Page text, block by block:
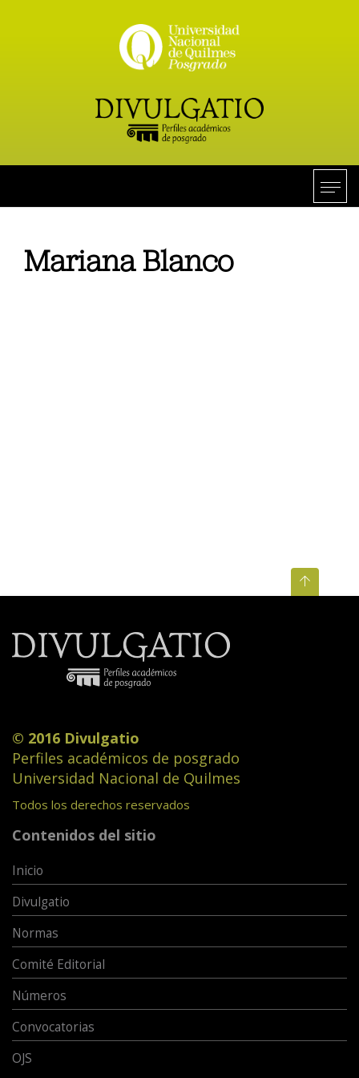
Mariana Blanco
© 2016 Divulgatio
Perfiles académicos de posgrado
Universidad Nacional de Quilmes
Todos los derechos reservados
Contenidos del sitio
Inicio
Divulgatio
Normas
Comité Editorial
Números
Convocatorias
OJS